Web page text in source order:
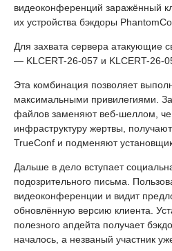
видеоконференций заражённый
их устройства бэкдоры
Для захвата сервера атакующие
— KLCERT-26-057 и KLCERT-26-
Эта комбинация позволяет
максимальными привилегиями.
файлов заменяют веб-шеллом,
инфраструктуру жертвы,
TrueConf и подменяют
Дальше в дело вступает
подозрительного письма.
видеоконференции и видит
обновлённую версию клиента.
полезного апдейта получает
началось, а незваный участник